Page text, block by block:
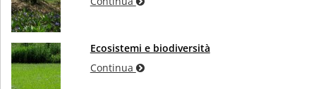
Ecosistemi e biodiversità
Continua